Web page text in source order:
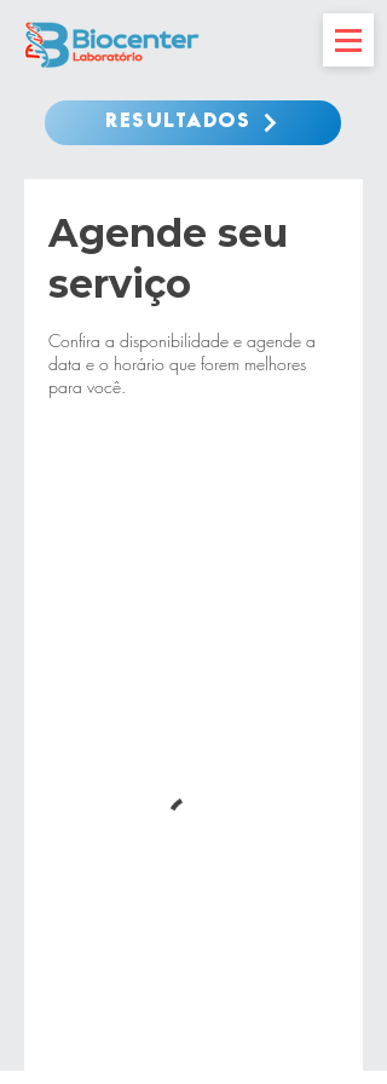
RESULTADOS
Agende seu
serviço
Confira a disponibilidade e agende a
data e o horário que forem melhores
para você.